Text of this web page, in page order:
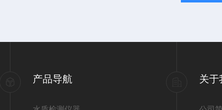
产品导航 关于